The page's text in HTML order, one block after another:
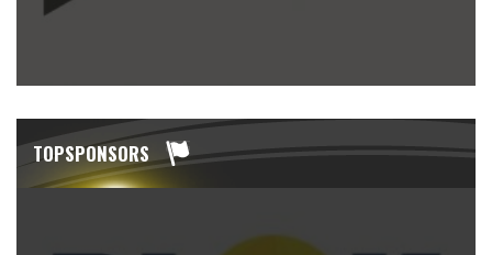
TOPSPONSORS